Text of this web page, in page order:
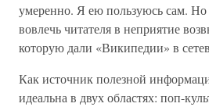
умеренно. Я ею пользуюсь сам. Но
вовлечь читателя в неприятие
которую дали «Википедии» в
Как источник полезной
идеальна в двух областях: поп-